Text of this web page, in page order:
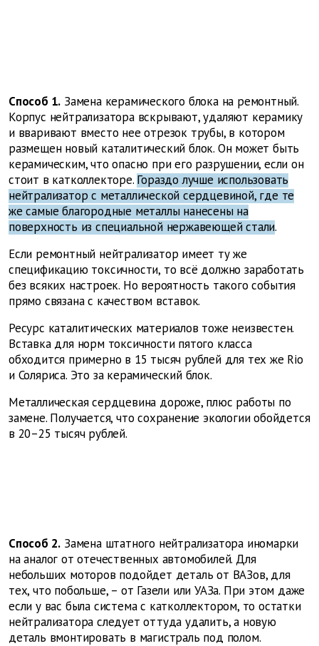
Способ 1. Замена керамического блока на ремонтный.
Корпус нейтрализатора вскрывают, удаляют керамику
и вваривают вместо нее отрезок трубы, в котором
размещен новый каталитический блок. Он может быть
керамическим, что опасно при его разрушении, если он
стоит в катколлекторе. Гораздо лучше использовать
нейтрализатор с металлической сердцевиной, где те
же самые благородные металлы нанесены на
поверхность из специальной нержавеющей стали.
Если ремонтный нейтрализатор имеет ту же
спецификацию токсичности, то всё должно заработать
без всяких настроек. Но вероятность такого события
прямо связана с качеством вставок.
Ресурс каталитических материалов тоже неизвестен.
Вставка для норм токсичности пятого класса
обходится примерно в 15 тысяч рублей для тех же Rio
и Соляриса. Это за керамический блок.
Металлическая сердцевина дороже, плюс работы по
замене. Получается, что сохранение экологии обойдется
в 20–25 тысяч рублей.
Способ 2. Замена штатного нейтрализатора иномарки
на аналог от отечественных автомобилей. Для
небольших моторов подойдет деталь от ВАЗов, для
тех, что побольше, – от Газели или УАЗа. При этом даже
если у вас была система с катколлектором, то остатки
нейтрализатора следует оттуда удалить, а новую
деталь вмонтировать в магистраль под полом.